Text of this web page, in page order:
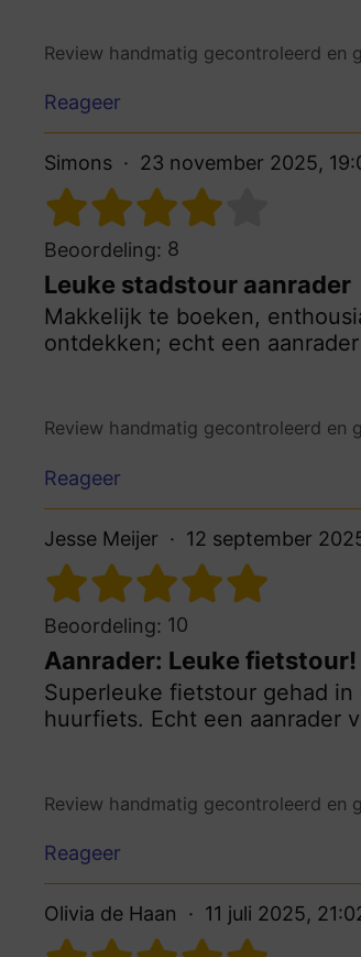
Review handmatig gecontroleerd en
Reageer
Simons 23 november 2025,
Beoordeling: 8
Leuke stadstour aanrader
Makkelijk te boeken,
ontdekken; echt een aanrader
Review handmatig gecontroleerd en
Reageer
Jesse Meijer 12 september
Beoordeling: 10
Aanrader: Leuke fietstour!
Superleuke fietstour gehad
huurfiets. Echt een aanrader
Review handmatig gecontroleerd en
Reageer
Olivia de Haan 11 juli 2025,